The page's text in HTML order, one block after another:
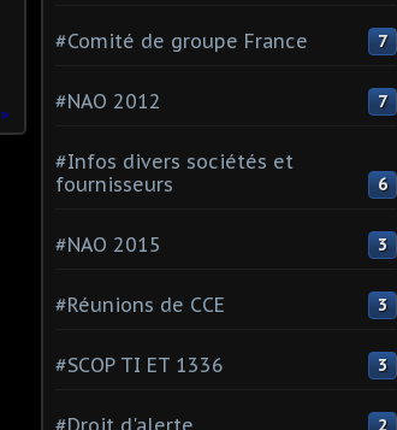
#Comité de groupe France 7
#NAO 2012 7
#Infos divers sociétés et
fournisseurs
6
#NAO 2015 3
#Réunions de CCE 3
#SCOP TI ET 1336 3
#Droit d'alerte 2